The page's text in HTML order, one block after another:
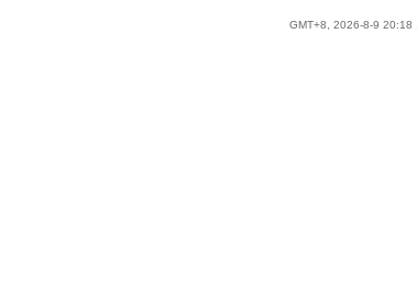
GMT+8, 2026-8-9 20:18